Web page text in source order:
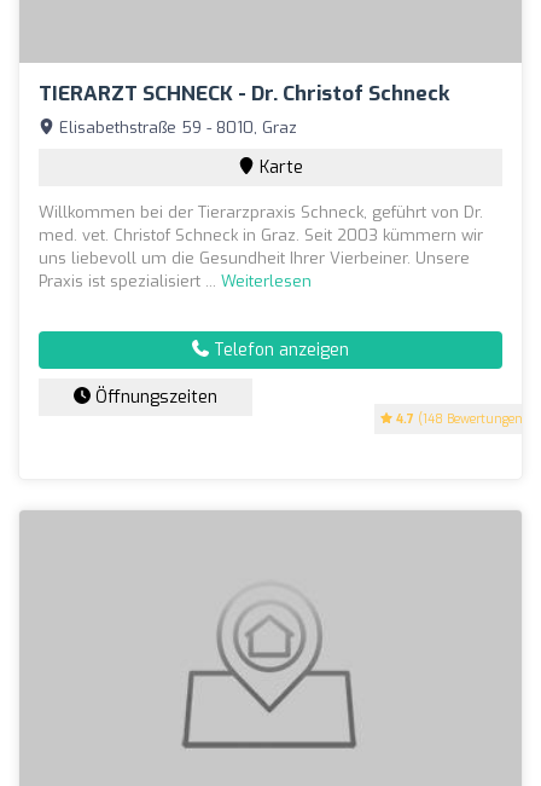
TIERARZT SCHNECK - Dr. Christof Schneck
4.7 (148 Bewertungen)
Elisabethstraße 59 - 8010, Graz
Karte
Willkommen bei der Tierarzpraxis Schneck, geführt von Dr.
med. vet. Christof Schneck in Graz. Seit 2003 kümmern wir
uns liebevoll um die Gesundheit Ihrer Vierbeiner. Unsere
Praxis ist spezialisiert ... Weiterlesen
Telefon anzeigen
Öffnungszeiten